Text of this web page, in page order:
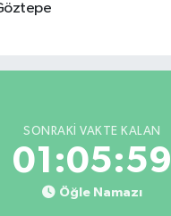
SONRAKI VAKTE KALAN
01:05:58
Öğle Namazı